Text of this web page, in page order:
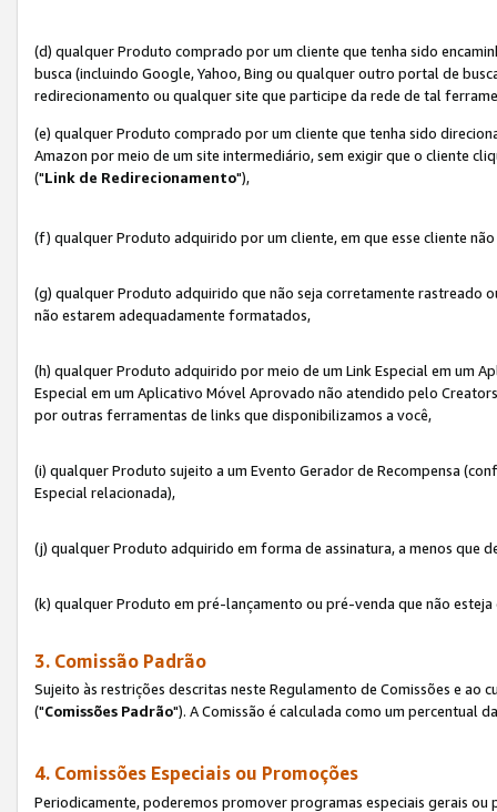
(d) qualquer Produto comprado por um cliente que tenha sido
busca (incluindo Google, Yahoo, Bing ou qualquer outro portal de
redirecionamento ou qualquer site que participe da rede de tal
(e) qualquer Produto comprado por um cliente que tenha sido
Amazon por meio de um site intermediário, sem exigir que o cliente
("Link de Redirecionamento"),
(f) qualquer Produto adquirido por um cliente, em que esse cliente
(g) qualquer Produto adquirido que não seja corretamente rastreado
não estarem adequadamente formatados,
(h) qualquer Produto adquirido por meio de um Link Especial em um
Especial em um Aplicativo Móvel Aprovado não atendido pelo
por outras ferramentas de links que disponibilizamos a você,
(i) qualquer Produto sujeito a um Evento Gerador de Recompensa
Especial relacionada),
(j) qualquer Produto adquirido em forma de assinatura, a menos que
(k) qualquer Produto em pré-lançamento ou pré-venda que não
3. Comissão Padrão
Sujeito às restrições descritas neste Regulamento de Comissões e ao
("Comissões Padrão"). A Comissão é calculada como um percentual
4. Comissões Especiais ou Promoções
Periodicamente, poderemos promover programas especiais gerais